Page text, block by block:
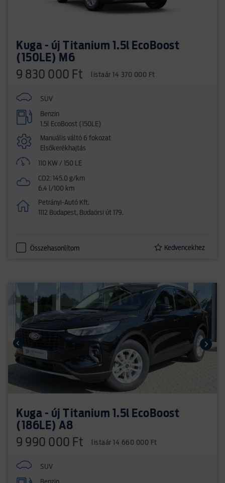
Kuga - új Titanium 1.5l EcoBoost
(150LE) M6
9 830 000 Ft listaár 14 370 000 Ft
SUV
Benzin
1.5l EcoBoost (150LE)
Manuális váltó 6 fokozat
Elsőkerékhajtás
110 KW / 150 LE
CO2: 145.0 g/km
6.4 l/100 km
Petrányi-Autó Kft.
1112 Budapest, Budaörsi út 179.
Összehasonlítom Kedvencekhez
Kuga - új Titanium 1.5l EcoBoost
(186LE) A8
9 990 000 Ft listaár 14 660 000 Ft
SUV